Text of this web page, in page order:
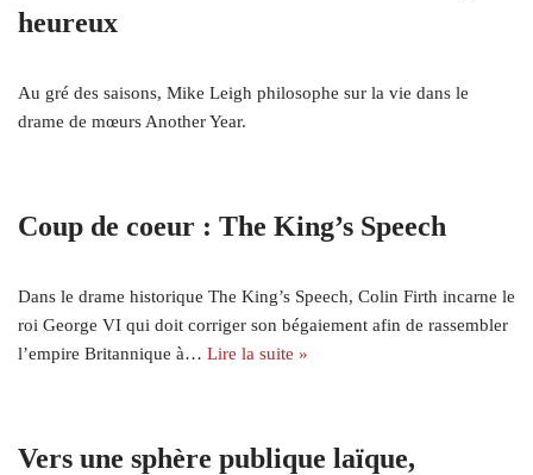
heureux
Au gré des saisons, Mike Leigh philosophe sur la vie dans le
drame de mœurs Another Year.
Coup de coeur : The King’s Speech
Dans le drame historique The King’s Speech, Colin Firth incarne le
roi George VI qui doit corriger son bégaiement afin de rassembler
l’empire Britannique à… Lire la suite »
Vers une sphère publique laïque,